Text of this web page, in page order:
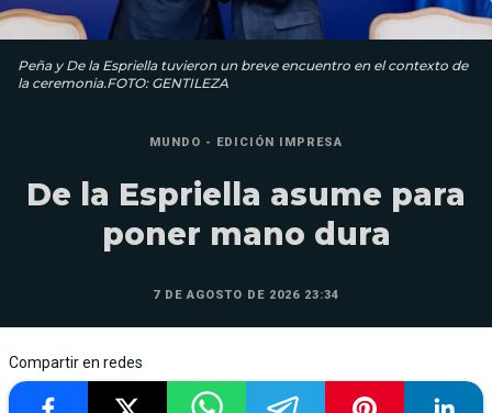
Peña y De la Espriella tuvieron un breve encuentro en el contexto de
la ceremonia.FOTO: GENTILEZA
MUNDO - EDICIÓN IMPRESA
De la Espriella asume para
poner mano dura
7 DE AGOSTO DE 2026 23:34
Compartir en redes